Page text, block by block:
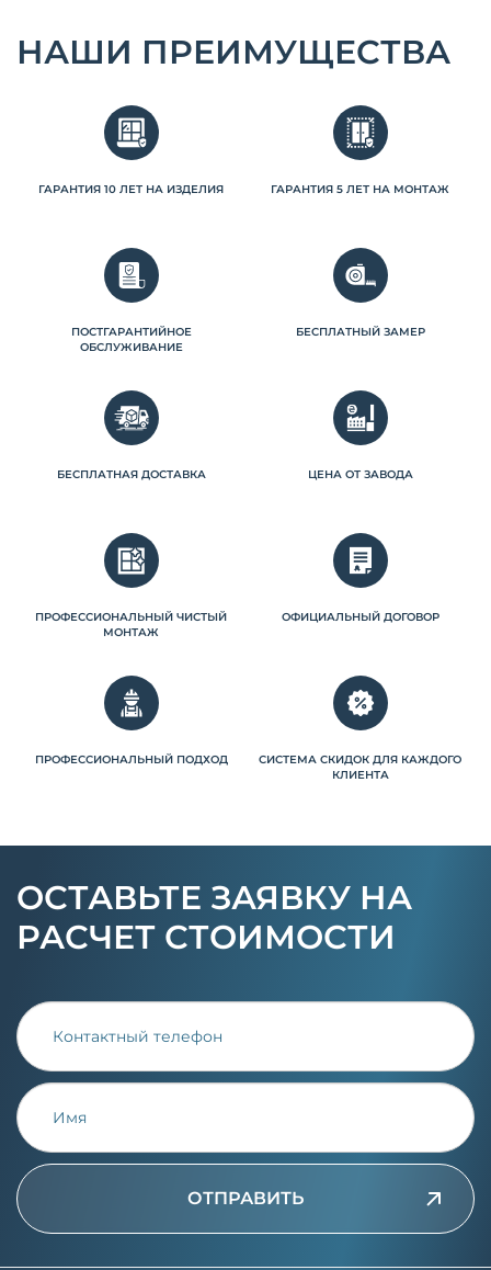
НАШИ ПРЕИМУЩЕСТВА
ГАРАНТИЯ 10 ЛЕТ НА ИЗДЕЛИЯ ГАРАНТИЯ 5 ЛЕТ НА МОНТАЖ
ПОСТГАРАНТИЙНОЕ
ОБСЛУЖИВАНИЕ
БЕСПЛАТНЫЙ ЗАМЕР
БЕСПЛАТНАЯ ДОСТАВКА ЦЕНА ОТ ЗАВОДА
ПРОФЕССИОНАЛЬНЫЙ ЧИСТЫЙ
МОНТАЖ
ОФИЦИАЛЬНЫЙ ДОГОВОР
ПРОФЕССИОНАЛЬНЫЙ ПОДХОД
СИСТЕМА СКИДОК ДЛЯ КАЖДОГО
КЛИЕНТА
ОСТАВЬТЕ ЗАЯВКУ НА
РАСЧЕТ СТОИМОСТИ
ОТПРАВИТЬ